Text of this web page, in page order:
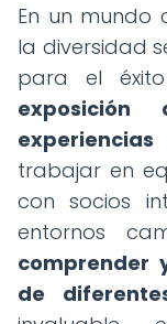
En un mundo
la diversidad
para el
experiencias
trabajar en
con socios
entornos
comprender
de